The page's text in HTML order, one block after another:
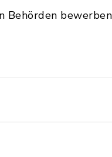
Behörden